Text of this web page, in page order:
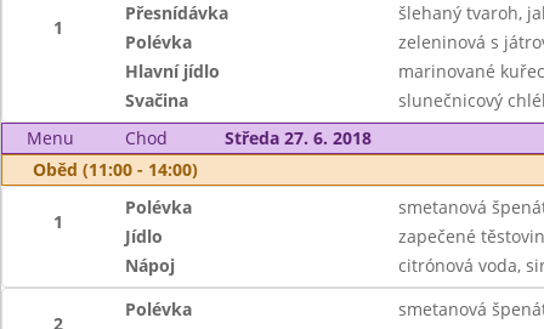
1
Přesnídávka
šlehaný tvaroh,
Polévka
zeleninová s
Hlavní jídlo
marinované
Svačina
slunečnicový
Menu
Chod
Středa 27. 6. 2018
Oběd (11:00 - 14:00)
1
Polévka
smetanová
Jídlo
zapečené
Nápoj
citrónová voda,
2
Polévka
smetanová